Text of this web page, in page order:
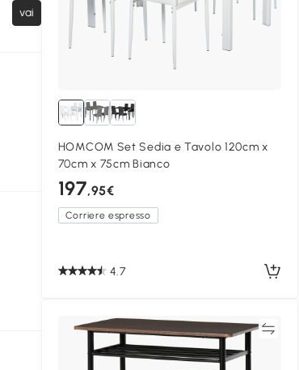
vai
HOMCOM Set Sedia e Tavolo 120cm x
70cm x 75cm Bianco
197,95€
Corriere espresso
4.7
Confronta